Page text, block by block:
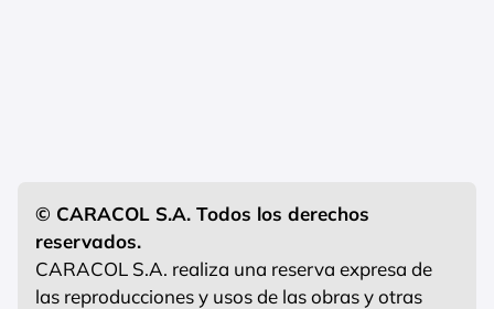
© CARACOL S.A. Todos los derechos
reservados.
CARACOL S.A. realiza una reserva expresa de
las reproducciones y usos de las obras y otras